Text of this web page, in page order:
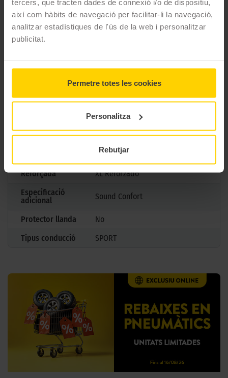
tercers, que tracten dades de connexió i/o de dispositiu,
així com hàbits de navegació per facilitar-li la navegació,
analitzar estadístiques de l'ús de la web i personalitzar
publicitat.
Permetre totes les cookies
Personalitza
Rebutjar
Marca
Pirelli
Model
Estiu
M+S
No
No
Marcatge
AO
Reforçada
XL Reforzado
Especificació
adicional
Sound Confort
Protector llanda
No
Tipus conducció
SPORT